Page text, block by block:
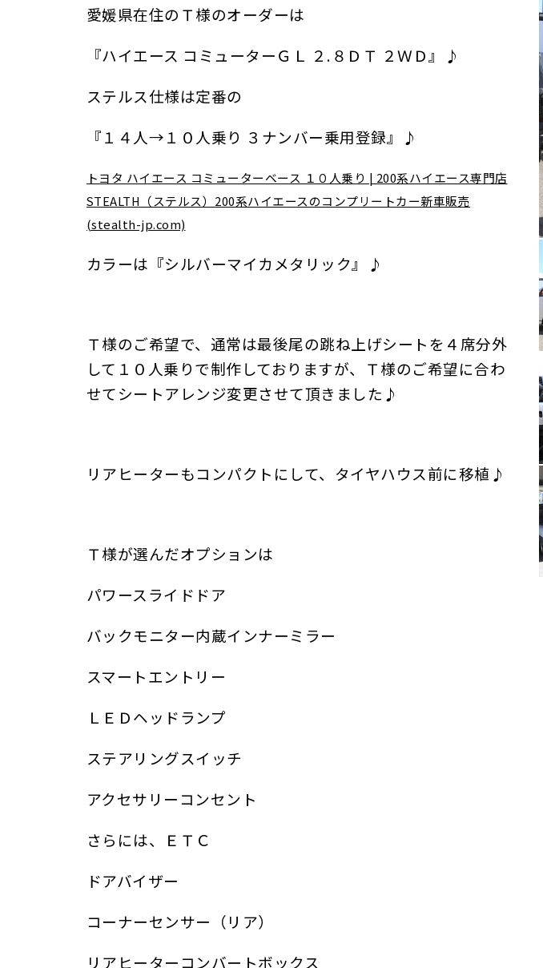
愛媛県在住のＴ様のオーダーは
『ハイエース コミューターＧＬ ２.８ＤＴ ２ＷＤ』♪
ステルス仕様は定番の
『１４人→１０人乗り ３ナンバー乗用登録』♪
トヨタ ハイエース コミューターベース １０人乗り | 200系ハイエース専門店
STEALTH（ステルス）200系ハイエースのコンプリートカー新車販売
(stealth-jp.com)
カラーは『シルバーマイカメタリック』♪
Ｔ様のご希望で、通常は最後尾の跳ね上げシートを４席分外
して１０人乗りで制作しておりますが、Ｔ様のご希望に合わ
せてシートアレンジ変更させて頂きました♪
リアヒーターもコンパクトにして、タイヤハウス前に移植♪
Ｔ様が選んだオプションは
パワースライドドア
バックモニター内蔵インナーミラー
スマートエントリー
ＬＥＤヘッドランプ
ステアリングスイッチ
アクセサリーコンセント
さらには、ＥＴＣ
ドアバイザー
コーナーセンサー（リア）
リアヒーターコンバートボックス